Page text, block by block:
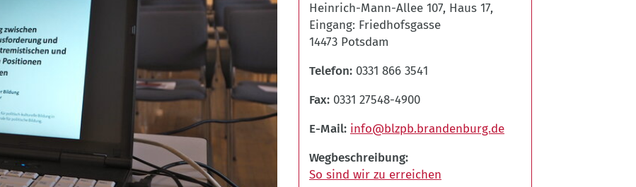
Heinrich-Mann-Allee 107, Haus 17,
Eingang: Friedhofsgasse
14473 Potsdam
Telefon 0331 866 3541
Fax 0331 27548-4900
E-Mail info@blzpb.brandenburg.de
Wegbeschreibung
So sind wir zu erreichen